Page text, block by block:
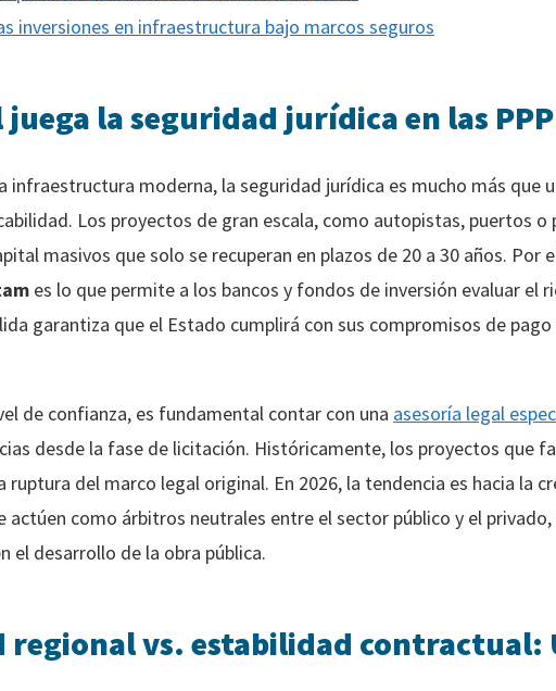
inversiones en infraestructura bajo marcos seguros
juega la seguridad jurídica en las
infraestructura moderna, la seguridad jurídica es mucho más que
Los proyectos de gran escala, como autopistas, puertos o
masivos que solo se recuperan en plazos de 20 a 30 años. Por
es lo que permite a los bancos y fondos de inversión evaluar el
garantiza que el Estado cumplirá con sus compromisos de
de confianza, es fundamental contar con una asesoría legal
desde la fase de licitación. Históricamente, los proyectos que
ruptura del marco legal original. En 2026, la tendencia es hacia la
actúen como árbitros neutrales entre el sector público y el
el desarrollo de la obra pública.
vs. estabilidad contractual: